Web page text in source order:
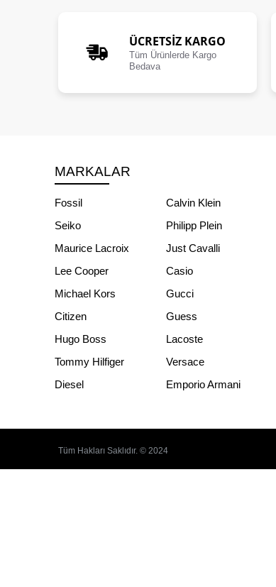
ÜCRETSIZ KARGO
Tüm Ürünlerde Kargo
Bedava
MARKALAR
Fossil Calvin Klein
Seiko
Philipp Plein
Maurice Lacroix
Just Cavalli
Lee Cooper
Casio
Michael Kors
Gucci
Citizen
Guess
Hugo Boss
Lacoste
Tommy Hilfiger
Versace
Diesel
Emporio Armani
Tüm Hakları Saklıdır. © 2024